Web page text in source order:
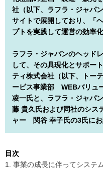
社（以下、ラフラ・ジャパ
サイトで展開しており、「
プトを実践して運営の効率
ラフラ・ジャパンのヘッド
して、その具現化とサポー
ティ株式会社（以下、トー
ービス事業部 WEBバリ
凌一氏と、ラフラ・ジャ
藤 貴久氏および同社のシ
ャー 関谷 幸子氏の3氏にお
目次
1. 事業の成長に伴ってシステ